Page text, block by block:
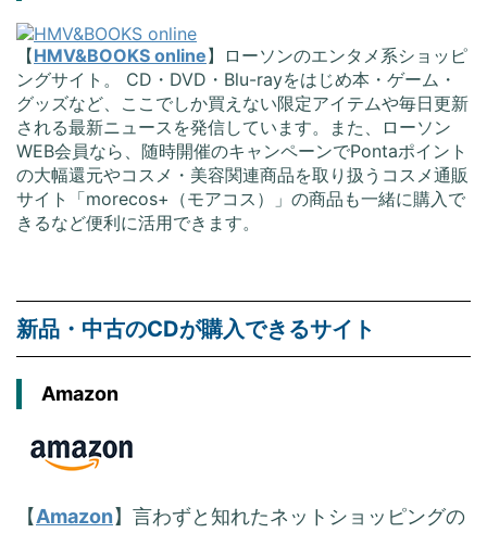
【HMV&BOOKS online】ローソンのエンタメ系ショッピ
ングサイト。 CD・DVD・Blu-rayをはじめ本・ゲーム・
グッズなど、ここでしか買えない限定アイテムや毎日更新
される最新ニュースを発信しています。また、ローソン
WEB会員なら、随時開催のキャンペーンでPontaポイント
の大幅還元やコスメ・美容関連商品を取り扱うコスメ通販
サイト「morecos+（モアコス）」の商品も一緒に購入で
きるなど便利に活用できます。
新品・中古のCDが購入できるサイト
Amazon
【Amazon】言わずと知れたネットショッピングの